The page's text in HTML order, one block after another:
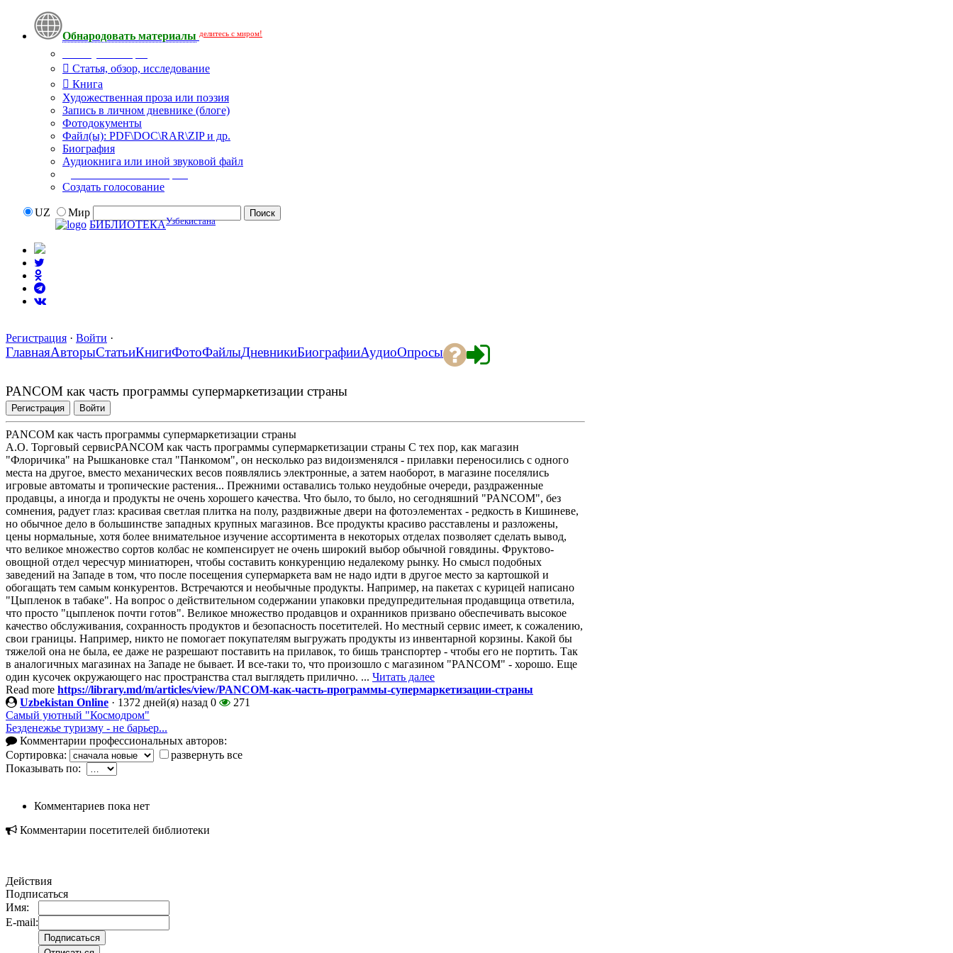
Обнародовать материалы делитесь с миром!
Статья, обзор, исследование
Книга
Художественная проза или поэзия
Запись в личном дневнике (блоге)
Фотодокументы
Файл(ы): PDF\DOC\RAR\ZIP и др.
Биография
Аудиокнига или иной звуковой файл
Создать голосование
UZ
Мир
БИБЛИОТЕКАУзбекистана
Регистрация · Войти ·
ГлавнаяАвторыСтатьиКнигиФотоФайлыДневникиБиографииАудиоОпросы
PANCOM как часть программы супермаркетизации страны
Регистрация Войти
PANCOM как часть программы супермаркетизации страны
А.О. Торговый сервисPANCOM как часть программы супермаркетизации страны С тех пор, как магазин
"Флоричика" на Рышкановке стал "Панкомом", он несколько раз видоизменялся - прилавки переносились с одного
места на другое, вместо механических весов появлялись электронные, а затем наоборот, в магазине поселялись
игровые автоматы и тропические растения... Прежними оставались только неудобные очереди, раздраженные
продавцы, а иногда и продукты не очень хорошего качества. Что было, то было, но сегодняшний "PANCOM", без
сомнения, радует глаз: красивая светлая плитка на полу, раздвижные двери на фотоэлементах - редкость в Кишиневе,
но обычное дело в большинстве западных крупных магазинов. Все продукты красиво расставлены и разложены,
цены нормальные, хотя более внимательное изучение ассортимента в некоторых отделах позволяет сделать вывод,
что великое множество сортов колбас не компенсирует не очень широкий выбор обычной говядины. Фруктово-
овощной отдел чересчур миниатюрен, чтобы составить конкуренцию недалекому рынку. Но смысл подобных
заведений на Западе в том, что после посещения супермаркета вам не надо идти в другое место за картошкой и
обогащать тем самым конкурентов. Встречаются и необычные продукты. Например, на пакетах с курицей написано
"Цыпленок в табаке". На вопрос о действительном содержании упаковки предупредительная продавщица ответила,
что просто "цыпленок почти готов". Великое множество продавцов и охранников призвано обеспечивать высокое
качество обслуживания, сохранность продуктов и безопасность посетителей. Но местный сервис имеет, к сожалению,
свои границы. Например, никто не помогает покупателям выгружать продукты из инвентарной корзины. Какой бы
тяжелой она не была, ее даже не разрешают поставить на прилавок, то бишь транспортер - чтобы его не портить. Так
в аналогичных магазинах на Западе не бывает. И все-таки то, что произошло с магазином "PANCOM" - хорошо. Еще
один кусочек окружающего нас пространства стал выглядеть прилично. ... Читать далее
Read more https://library.md/m/articles/view/PANCOM-как-часть-программы-супермаркетизации-страны
Uzbekistan Online · 1372 дней(я) назад 0
271
Самый уютный "Космодром"
Безденежье туризму - не барьер...
Комментарии профессиональных авторов:
Сортировка:
развернуть все
Показывать по:
Комментариев пока нет
Комментарии посетителей библиотеки
Действия
Подписаться
Имя:
E-mail: